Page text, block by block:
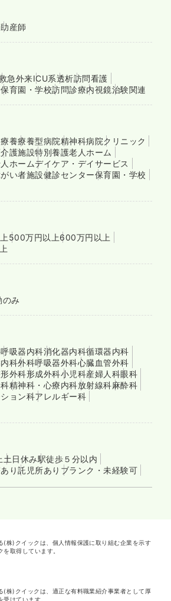
助産師
急外来ICU系透析訪問看護
保育園・学校訪問診療内視鏡治験関連
養療養型病院精神科病院クリニック
介護施設特別養護老人ホーム
ホームデイケア・デイサービス
い者施設健診センター保育園・学校
500万円以上600万円以上
のみ
呼吸器内科消化器内科循環器内科
科外科呼吸器外科心臓血管外科
外科形成外科小児科産婦人科眼科
精神科・心療内科放射線科麻酔科
ョン科アレルギー科
土日休み駅徒歩５分以内
り託児所あり ブランク・未経験可
(株)クイックは、個人情報保護に取り組む企業を示す
を取得しています。
(株)クイックは、適正な有料職業紹介事業者として厚
けています。